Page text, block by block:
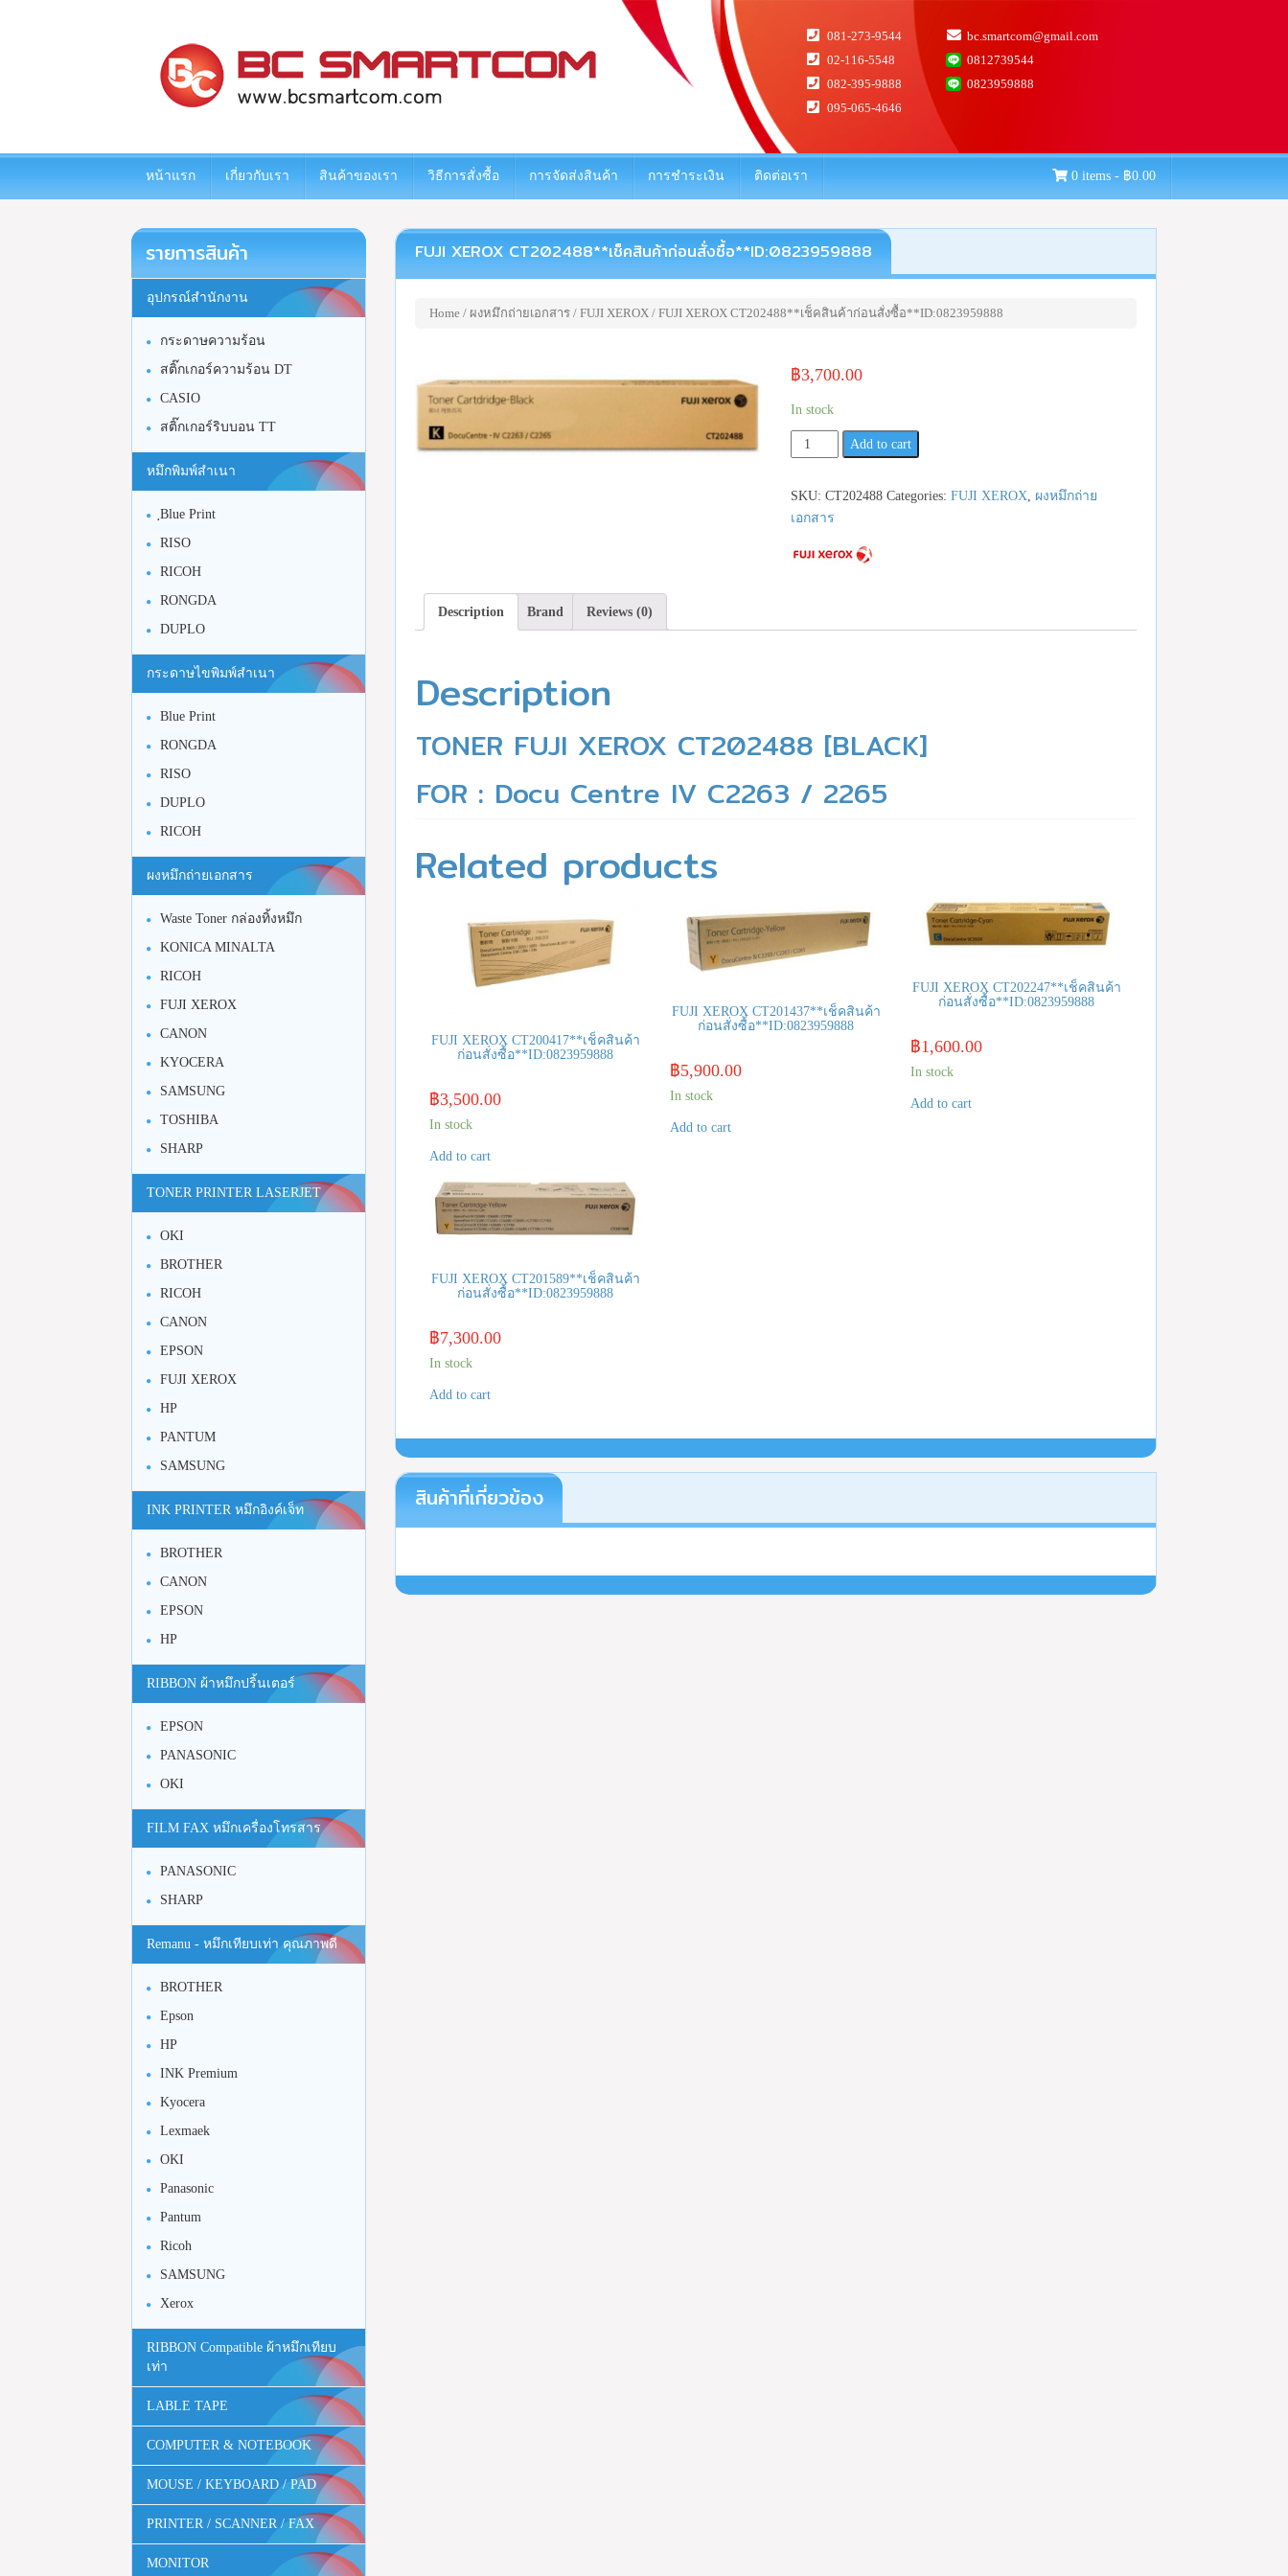
081-273-9544
bc.smartcom@gmail.com
02-116-5548
0812739544
082-395-9888
0823959888
095-065-4646
หน้าแรก เกี่ยวกับเรา สินค้าของเรา วิธีการสั่งซื้อ การจัดส่งสินค้า การชำระเงิน ติดต่อเรา 0 items - ฿0.00
FUJI XEROX CT202488**เช็คสินค้าก่อนสั่งซื้อ**ID:0823959888
Home / ผงหมึกถ่ายเอกสาร / FUJI XEROX / FUJI XEROX CT202488**เช็คสินค้าก่อนสั่งซื้อ**ID:0823959888
฿3,700.00
In stock
FUJI
XEROX
สั่ง
Add to cart
SKU: CT202488 Categories: FUJI XEROX, ผงหมึกถ่าย
เอกสาร
Description Brand Reviews (0)
Description
TONER FUJI XEROX CT202488 [BLACK]
FOR : Docu Centre IV C2263 / 2265
Related products
FUJI XEROX CT200417**เช็คสินค้า
ก่อนสั่งซื้อ**ID:0823959888
฿3,500.00
In stock
Add to cart
FUJI XEROX CT201437**เช็คสินค้า
ก่อนสั่งซื้อ**ID:0823959888
฿5,900.00
In stock
Add to cart
FUJI XEROX CT202247**เช็คสินค้า
ก่อนสั่งซื้อ**ID:0823959888
฿1,600.00
In stock
Add to cart
FUJI XEROX CT201589**เช็คสินค้า
ก่อนสั่งซื้อ**ID:0823959888
฿7,300.00
In stock
Add to cart
สินค้าที่เกี่ยวข้อง
รายการสินค้า
อุปกรณ์สำนักงาน
กระดาษความร้อน
สติ๊กเกอร์ความร้อน DT
CASIO
สติ๊กเกอร์ริบบอน TT
หมึกพิมพ์สำเนา
ฺBlue Print
RISO
RICOH
RONGDA
DUPLO
กระดาษไขพิมพ์สำเนา
Blue Print
RONGDA
RISO
DUPLO
RICOH
ผงหมึกถ่ายเอกสาร
Waste Toner กล่องทิ้งหมึก
KONICA MINALTA
RICOH
FUJI XEROX
CANON
KYOCERA
SAMSUNG
TOSHIBA
SHARP
TONER PRINTER LASERJET
OKI
BROTHER
RICOH
CANON
EPSON
FUJI XEROX
HP
PANTUM
SAMSUNG
INK PRINTER หมึกอิงค์เจ็ท
BROTHER
CANON
EPSON
HP
RIBBON ผ้าหมึกปริ้นเตอร์
EPSON
PANASONIC
OKI
FILM FAX หมึกเครื่องโทรสาร
PANASONIC
SHARP
Remanu - หมึกเทียบเท่า คุณภาพดี
BROTHER
Epson
HP
INK Premium
Kyocera
Lexmaek
OKI
Panasonic
Pantum
Ricoh
SAMSUNG
Xerox
RIBBON Compatible ผ้าหมึกเทียบ
เท่า
LABLE TAPE
COMPUTER & NOTEBOOK
MOUSE / KEYBOARD / PAD
PRINTER / SCANNER / FAX
MONITOR